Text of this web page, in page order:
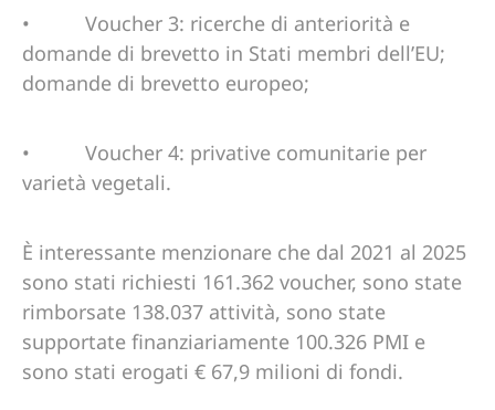
• Voucher 3: ricerche di anteriorità e
domande di brevetto in Stati membri dell’EU;
domande di brevetto europeo;
• Voucher 4: privative comunitarie per
varietà vegetali.
È interessante menzionare che dal 2021 al 2025
sono stati richiesti 161.362 voucher, sono state
rimborsate 138.037 attività, sono state
supportate finanziariamente 100.326 PMI e
sono stati erogati € 67,9 milioni di fondi.